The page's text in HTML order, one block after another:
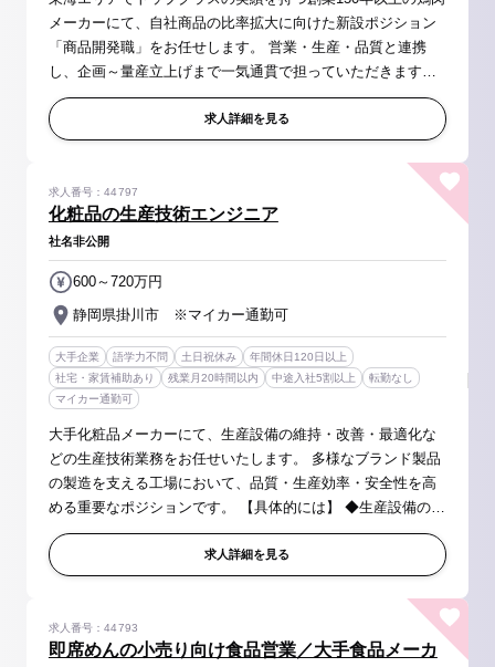
メーカーにて、自社商品の比率拡大に向けた新設ポジション
「商品開発職」をお任せします。 営業・生産・品質と連携
し、企画～量産立上げまで一気通貫で担っていただきます。
【具体的には】 ◆市場調査・企画立案～試作・量産化まで
の商品開発業務全般...
求人詳細を見る
化粧品の生産技術エンジニア
求人番号：44797
社名非公開
静岡県掛川市 ※マイカー通勤可
600～720万円
大手企業 語学力不問 土日祝休み
年間休日120日以上
社宅・家賃補助あり
残業月20時間以内 中途入社5割以上
転勤なし
マイカー通勤可
大手化粧品メーカーにて、生産設備の維持・改善・最適化な
どの生産技術業務をお任せいたします。 多様なブランド製品
の製造を支える工場において、品質・生産効率・安全性を高
める重要なポジションです。 【具体的には】 ◆生産設備の維
持・管理、トラブル対応 ・定期点検、修繕計画の策定・実施
・稼働トラブル...
求人詳細を見る
即席めんの小売り向け食品営業／大手食品メーカ
求人番号：44793